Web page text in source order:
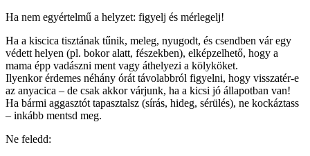
Ha nem egyértelmű a helyzet: figyelj és mérlegelj!
Ha a kiscica tisztának tűnik, meleg, nyugodt, és csendben vár egy
védett helyen (pl. bokor alatt, fészekben), elképzelhető, hogy a
mama épp vadászni ment vagy áthelyezi a kölyköket.
Ilyenkor érdemes néhány órát távolabbról figyelni, hogy visszatér-e
az anyacica – de csak akkor várjunk, ha a kicsi jó állapotban van!
Ha bármi aggasztót tapasztalsz (sírás, hideg, sérülés), ne kockáztass
– inkább mentsd meg.
Ne feledd: